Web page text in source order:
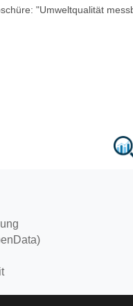
"Umweltqualität